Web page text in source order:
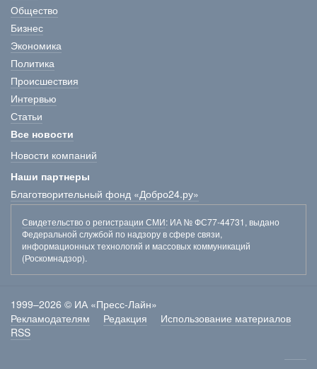
Общество
Бизнес
Экономика
Политика
Происшествия
Интервью
Статьи
Все новости
Новости компаний
Наши партнеры
Благотворительный фонд «Добро24.ру»
Свидетельство о регистрации СМИ: ИА № ФС77-44731, выдано
Федеральной службой по надзору в сфере связи,
информационных технологий и массовых коммуникаций
(Роскомнадзор).
1999–2026 © ИА «Пресс-Лайн»
Рекламодателям
Редакция
Использование материалов
RSS